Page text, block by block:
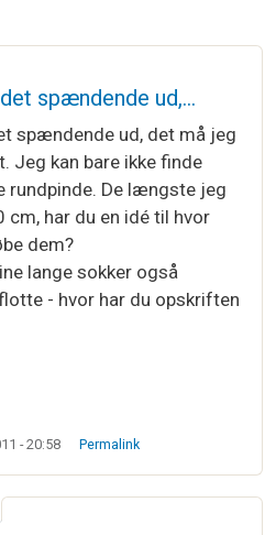
spændende ud,…
spændende ud, det må jeg
Jeg kan bare ikke finde
rundpinde. De længste jeg
cm, har du en idé til hvor
dem?
lange sokker også
- hvor har du opskriften
- 20:58 Permalink